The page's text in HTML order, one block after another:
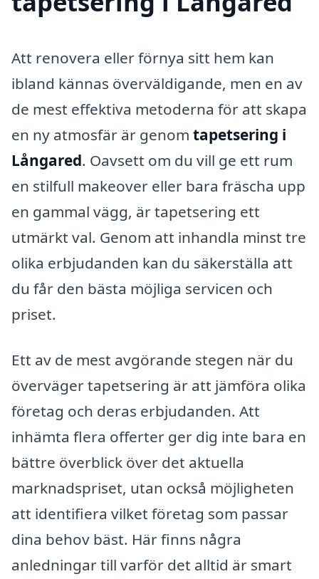
Att renovera eller förnya sitt hem kan
ibland kännas överväldigande, men en av
de mest effektiva metoderna för att skapa
en ny atmosfär är genom tapetsering i
Långared. Oavsett om du vill ge ett rum
en stilfull makeover eller bara fräscha upp
en gammal vägg, är tapetsering ett
utmärkt val. Genom att inhandla minst tre
olika erbjudanden kan du säkerställa att
du får den bästa möjliga servicen och
priset.
Ett av de mest avgörande stegen när du
överväger tapetsering är att jämföra olika
företag och deras erbjudanden. Att
inhämta flera offerter ger dig inte bara en
bättre överblick över det aktuella
marknadspriset, utan också möjligheten
att identifiera vilket företag som passar
dina behov bäst. Här finns några
anledningar till varför det alltid är smart